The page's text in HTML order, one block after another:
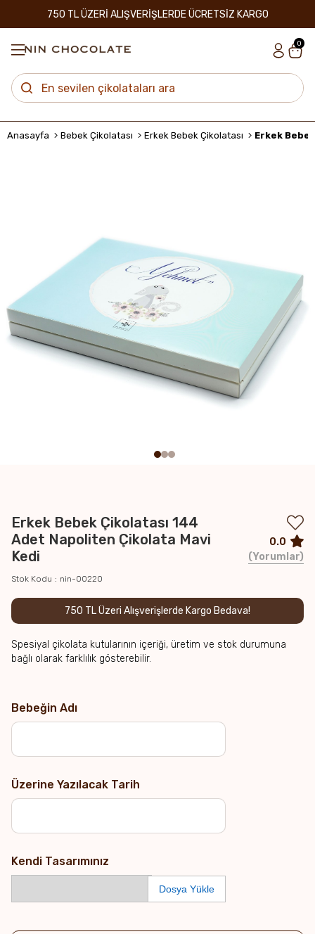
750 TL ÜZERİ ALIŞVERİŞLERDE ÜCRETSİZ KARGO
0
Anasayfa Bebek Çikolatası Erkek Bebek Çikolatası
Erkek Bebek Çikolatası 144
Adet Napoliten Çikolata Mavi
Kedi
Stok Kodu nin-00220
750 TL Üzeri Alışverişlerde Kargo Bedava!
Spesiyal çikolata kutularının içeriği, üretim ve stok durumuna
bağlı olarak farklılık gösterebilir.
0.0
Yorumlar
Bebeğin Adı
Üzerine Yazılacak Tarih
Kendi Tasarımınız
Dosya Yükle